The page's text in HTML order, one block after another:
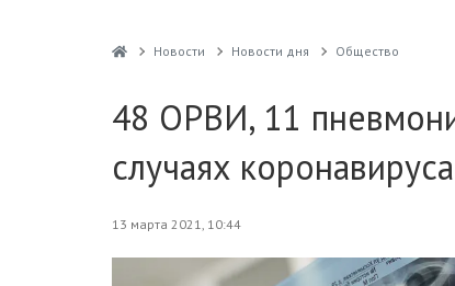
Новости Новости дня Общество
48 ОРВИ, 11
случаях
13 марта 2021, 10:44